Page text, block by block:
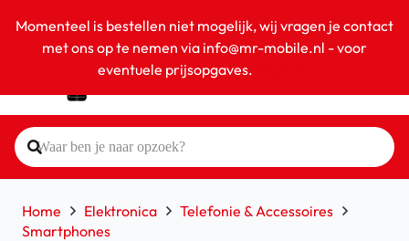
Momenteel is bestellen niet mogelijk, wij vragen je contact
met ons op te nemen via info@mr-mobile.nl - voor
eventuele prijsopgaves.
Home Elektronica
Telefonie & Accessoires
Smartphones